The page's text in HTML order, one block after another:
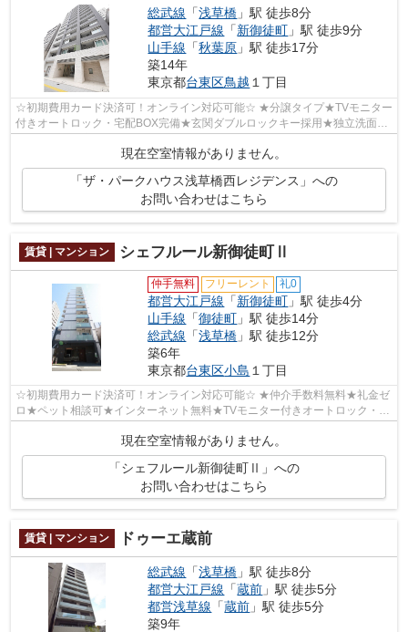
総武線 「浅草橋 」駅 徒歩8分
都営大江戸線 「新御徒町 」駅 徒歩9分
山手線 「秋葉原 」駅 徒歩17分
築14年
東京都台東区鳥越 １丁目
☆初期費用カード決済可！オンライン対応可能☆ ★分譲タイプ★TVモニター
付きオートロック・宅配BOX完備★玄関ダブルロックキー採用★独立洗面台
現在空室情報がありません。
「ザ・パークハウス浅草橋西レジデンス」への
お問い合わせはこちら
賃貸 | マンション シェフルール新御徒町Ⅱ
仲手無料 フリーレント 礼0
都営大江戸線 「新御徒町 」駅 徒歩4分
山手線 「御徒町 」駅 徒歩14分
総武線 「浅草橋 」駅 徒歩12分
築6年
東京都台東区小島 １丁目
☆初期費用カード決済可！オンライン対応可能☆ ★仲介手数料無料★礼金ゼ
ロ★ペット相談可★インターネット無料★TVモニター付きオートロック・宅
配BOX完備★防犯性の高いダブルロック・ディ...
現在空室情報がありません。
「シェフルール新御徒町Ⅱ」への
お問い合わせはこちら
賃貸 | マンション ドゥーエ蔵前
総武線 「浅草橋 」駅 徒歩8分
都営大江戸線 「蔵前 」駅 徒歩5分
都営浅草線 「蔵前 」駅 徒歩5分
築9年